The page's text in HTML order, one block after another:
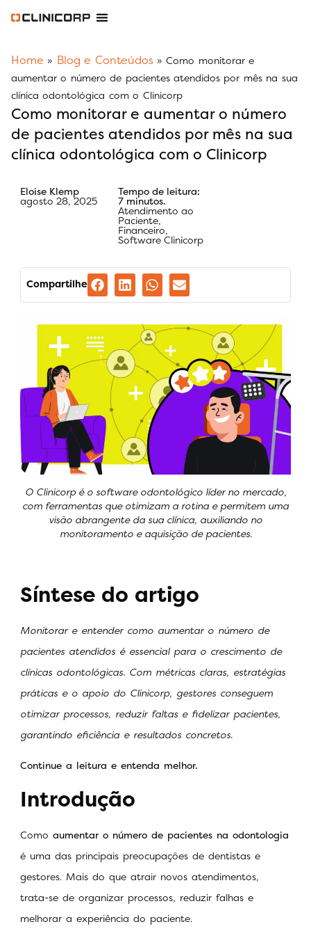
Home » Blog e Conteúdos»Como monitorar e
aumentar o número de pacientes atendidos por mês na sua
clínica odontológica com o Clinicorp
Como monitorar e aumentar o número
de pacientes atendidos por mês na sua
clínica odontológica com o Clinicorp
Eloise Klemp
agosto 28, 2025
Tempo de leitura:
7 minutos.
Atendimento ao
Paciente,
Financeiro,
Software Clinicorp
Compartilhe
O Clinicorp é o software odontológico líder no mercado,
com ferramentas que otimizam a rotina e permitem uma
visão abrangente da sua clínica, auxiliando no
monitoramento e aquisição de pacientes.
Síntese do artigo
Monitorar e entender como aumentar o número de
pacientes atendidos é essencial para o crescimento de
clínicas odontológicas. Com métricas claras, estratégias
práticas e o apoio do Clinicorp, gestores conseguem
otimizar processos, reduzir faltas e fidelizar pacientes,
garantindo eficiência e resultados concretos.
Continue a leitura e entenda melhor.
Introdução
Como aumentar o número de pacientes na odontologia
é uma das principais preocupações de dentistas e
gestores. Mais do que atrair novos atendimentos,
trata-se de organizar processos, reduzir falhas e
melhorar a experiência do paciente.